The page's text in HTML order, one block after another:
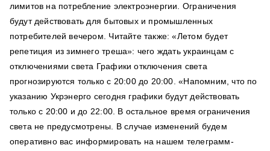
лимитов на потребление электроэнергии. Ограничения
будут действовать для бытовых и промышленных
потребителей вечером. Читайте также: «Летом будет
репетиция из зимнего треша»: чего ждать украинцам с
отключениями света Графики отключения света
прогнозируются только с 20:00 до 20:00. «Напомним, что по
указанию Укрэнерго сегодня графики будут действовать
только с 20:00 и до 22:00. В остальное время ограничения
света не предусмотрены. В случае изменений будем
оперативно вас информировать на нашем телеграмм-